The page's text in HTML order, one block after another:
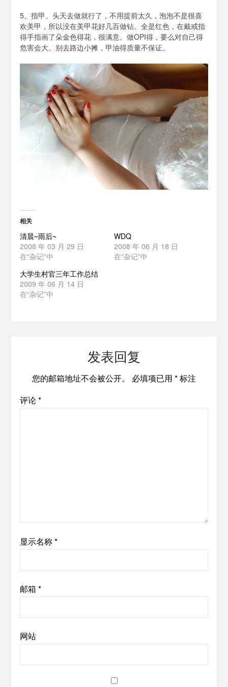
5、指甲。头天去做就行了，不用提前太久，泡泡不是很喜
欢美甲，所以没在美甲花好几百做钻。全是红色，在戴戒指
得手指画了朵金色得花，很满意。做OPI得，要么对自己得
危害会大。别去路边小摊，甲油得质量不保证。
相关
清晨~雨后~
2008 年 03 月 29 日
在“杂记”中
WDQ
2008 年 06 月 18 日
在“杂记”中
大学生村官三年工作总结
2009 年 06 月 14 日
在“杂记”中
发表回复
您的邮箱地址不会被公开。 必填项已用 *标注
评论*
显示名称*
邮箱 *
网站